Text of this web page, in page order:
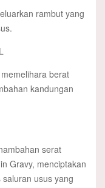
rambut yang
berat
kandungan
serat
Gravy, menciptakan
usus yang